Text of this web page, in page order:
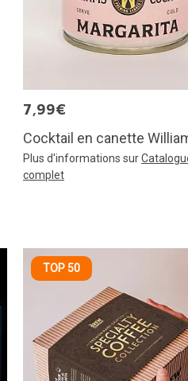
7,99€
Cocktail en canette
Plus d'informations sur
complet
TOP 50